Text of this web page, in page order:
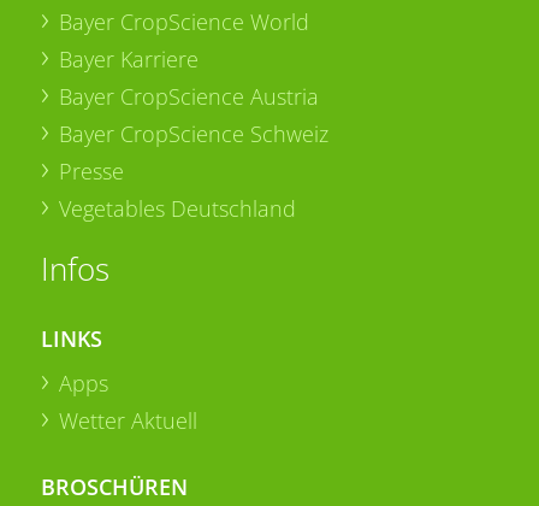
Bayer CropScience World
Bayer Karriere
Bayer CropScience Austria
Bayer CropScience Schweiz
Presse
Vegetables Deutschland
Infos
LINKS
Apps
Wetter Aktuell
BROSCHÜREN